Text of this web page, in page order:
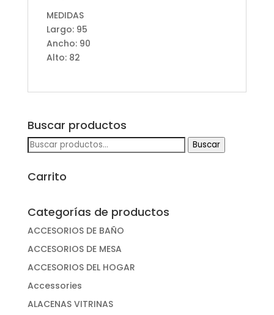
MEDIDAS
Largo: 95
Ancho: 90
Alto: 82
Buscar productos
Buscar
Buscar
Carrito
Categorías de productos
ACCESORIOS DE BAÑO
ACCESORIOS DE MESA
ACCESORIOS DEL HOGAR
Accessories
ALACENAS VITRINAS